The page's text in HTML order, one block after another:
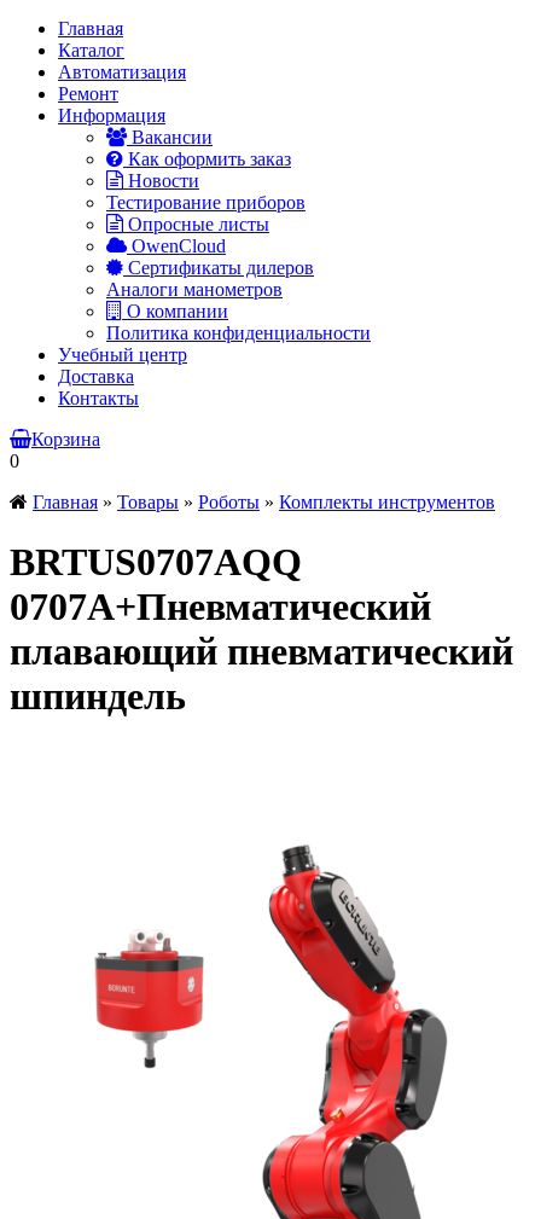
Главная
Каталог
Автоматизация
Ремонт
Информация
Вакансии
Как оформить заказ
Новости
Тестирование приборов
Опросные листы
OwenCloud
Сертификаты дилеров
Аналоги манометров
О компании
Политика конфиденциальности
Учебный центр
Доставка
Контакты
Корзина
0
Главная » Товары » Роботы » Комплекты инструментов
BRTUS0707AQQ
0707A+Пневматический
плавающий пневматический
шпиндель